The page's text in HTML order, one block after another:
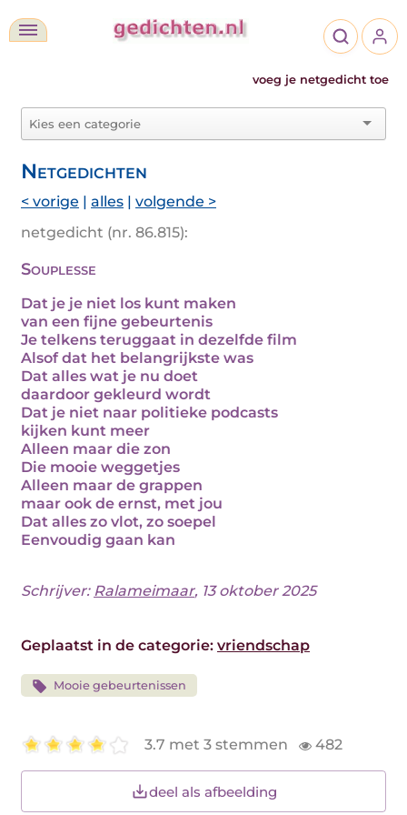
voeg je netgedicht toe
Netgedichten
< vorige | alles | volgende >
netgedicht (nr. 86.815):
Souplesse
Dat je je niet los kunt maken
van een fijne gebeurtenis
Je telkens teruggaat in dezelfde film
Alsof dat het belangrijkste was
Dat alles wat je nu doet
daardoor gekleurd wordt
Dat je niet naar politieke podcasts
kijken kunt meer
Alleen maar die zon
Die mooie weggetjes
Alleen maar de grappen
maar ook de ernst, met jou
Dat alles zo vlot, zo soepel
Eenvoudig gaan kan
Schrijver: Ralameimaar, 13 oktober 2025
Geplaatst in de categorie: vriendschap
Mooie gebeurtenissen
3.7 met 3 stemmen 482
deel als afbeelding